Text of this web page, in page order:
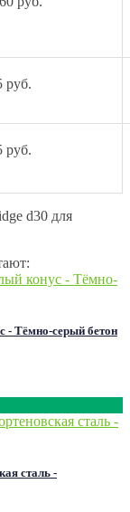
руб.
руб.
d30 для
- Тёмно-серый бетон
сталь -